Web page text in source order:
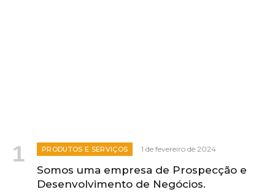
PRODUTOS E SERVIÇOS 1 de fevereiro de 2024
Somos uma empresa de Prospecção e
Desenvolvimento de Negócios.